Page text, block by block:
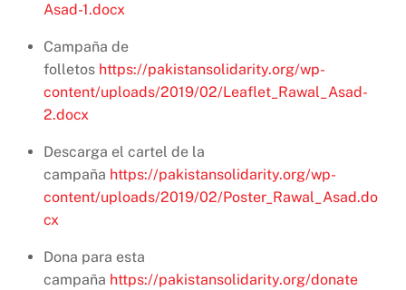
Asad-1.docx
Campaña de
folletos https://pakistansolidarity.org/wp-
content/uploads/2019/02/Leaflet_Rawal_Asad-
2.docx
Descarga el cartel de la
campaña https://pakistansolidarity.org/wp-
content/uploads/2019/02/Poster_Rawal_Asad.do
cx
Dona para esta
campaña https://pakistansolidarity.org/donate